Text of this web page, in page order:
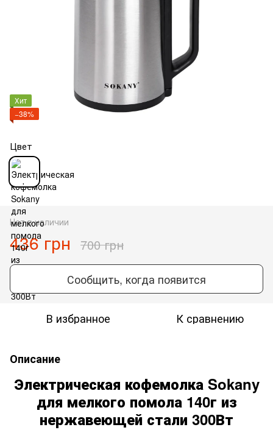
Хит
−38%
Цвет
Нет в наличии
436 грн 700 грн
Сообщить, когда появится
В избранное К сравнению
Описание
Электрическая кофемолка Sokany
для мелкого помола 140г из
нержавеющей стали 300Вт